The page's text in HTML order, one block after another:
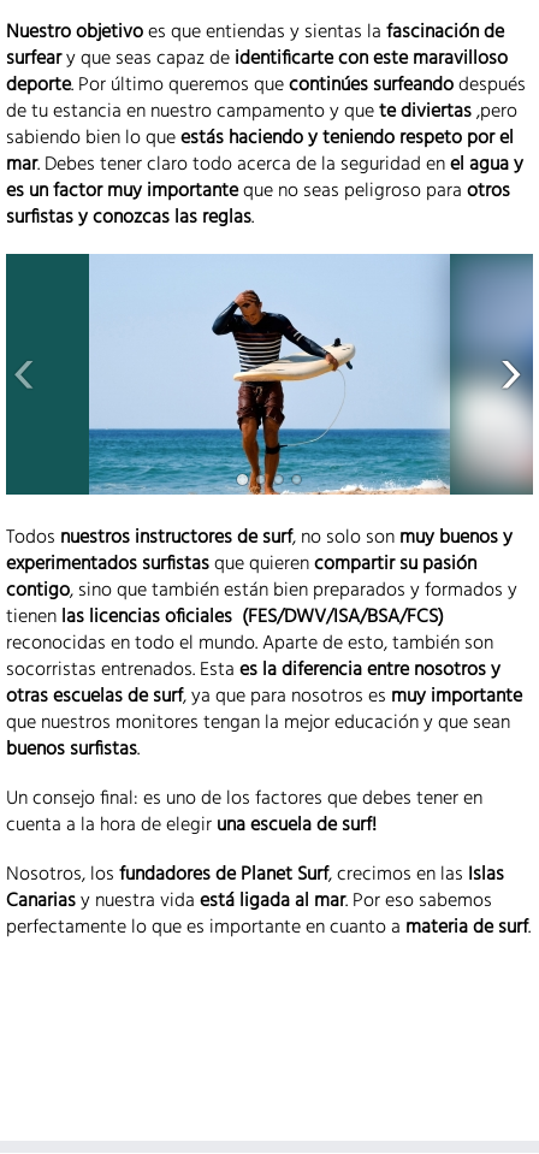
Nuestro objetivoes que entiendas y sientas lafascinación de
surfeary que seas capaz deidentificarte con este maravilloso
deporte. Por último queremos quecontinúes surfeandodespués
de tu estancia en nuestro campamento y quete diviertas,pero
sabiendo bien lo queestás haciendo y teniendo respeto por el
mar. Debes tener claro todo acerca de la seguridad enel agua y
es un factor muy importanteque no seas peligroso paraotros
surfistas y conozcas las reglas.
Todos nuestros instructores de surf, no solo sonmuy buenos y
experimentados surfistasque quierencompartir su pasión
contigo, sino que también están bien preparados y formados y
tienenlas licencias oficiales (FES/DWV/ISA/BSA/FCS)
reconocidas en todo el mundo. Aparte de esto, también son
socorristas entrenados. Estaes la diferencia entre nosotros y
otras escuelas de surf, ya que para nosotros es muy importante
que nuestros monitores tengan la mejor educación y que sean
buenos surfistas.
Un consejo final: es uno de los factores que debes tener en
cuenta a la hora de elegiruna escuela de surf!
Nosotros, losfundadores de Planet Surf, crecimos en las Islas
Canariasy nuestra vidaestá ligada al mar. Por eso sabemos
perfectamente lo que es importante en cuanto a materia de surf.